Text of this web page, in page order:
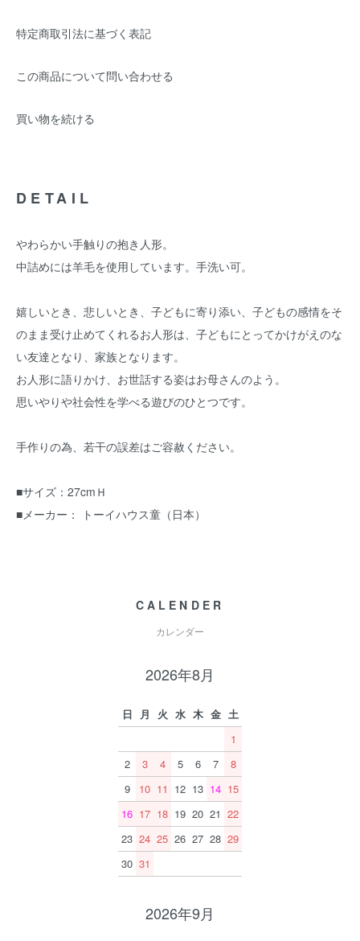
特定商取引法に基づく表記
この商品について問い合わせる
買い物を続ける
DETAIL
やわらかい手触りの抱き人形。
中詰めには羊毛を使用しています。手洗い可。
嬉しいとき、悲しいとき、子どもに寄り添い、子どもの感情をそ
のまま受け止めてくれるお人形は、子どもにとってかけがえのな
い友達となり、家族となります。
お人形に語りかけ、お世話する姿はお母さんのよう。
思いやりや社会性を学べる遊びのひとつです。
手作りの為、若干の誤差はご容赦ください。
■サイズ：27cmＨ
■メーカー： トーイハウス童（日本）
CALENDER
カレンダー
2026年8月
日 月 火 水 木 金 土
1
2
3 4 5 6 7
8
9
10 11 12 13 14 15
16 17 18 19 20 21 22
23 24 25 26 27 28 29
30 31
2026年9月